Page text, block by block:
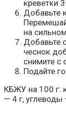
креветки
Добавьте
на
Добавьте
чеснок
снимите с
Подайте
КБЖУ на 100 г:
— 4 г, углеводы